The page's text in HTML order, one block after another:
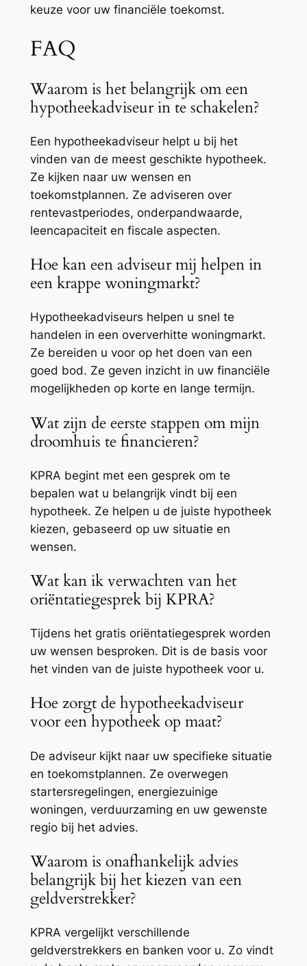
keuze voor uw financiële toekomst.
FAQ
Waarom is het belangrijk om een
hypotheekadviseur in te schakelen?
Een hypotheekadviseur helpt u bij het
vinden van de meest geschikte hypotheek.
Ze kijken naar uw wensen en
toekomstplannen. Ze adviseren over
rentevastperiodes, onderpandwaarde,
leencapaciteit en fiscale aspecten.
Hoe kan een adviseur mij helpen in
een krappe woningmarkt?
Hypotheekadviseurs helpen u snel te
handelen in een oververhitte woningmarkt.
Ze bereiden u voor op het doen van een
goed bod. Ze geven inzicht in uw financiële
mogelijkheden op korte en lange termijn.
Wat zijn de eerste stappen om mijn
droomhuis te financieren?
KPRA begint met een gesprek om te
bepalen wat u belangrijk vindt bij een
hypotheek. Ze helpen u de juiste hypotheek
kiezen, gebaseerd op uw situatie en
wensen.
Wat kan ik verwachten van het
oriëntatiegesprek bij KPRA?
Tijdens het gratis oriëntatiegesprek worden
uw wensen besproken. Dit is de basis voor
het vinden van de juiste hypotheek voor u.
Hoe zorgt de hypotheekadviseur
voor een hypotheek op maat?
De adviseur kijkt naar uw specifieke situatie
en toekomstplannen. Ze overwegen
startersregelingen, energiezuinige
woningen, verduurzaming en uw gewenste
regio bij het advies.
Waarom is onafhankelijk advies
belangrijk bij het kiezen van een
geldverstrekker?
KPRA vergelijkt verschillende
geldverstrekkers en banken voor u. Zo vindt